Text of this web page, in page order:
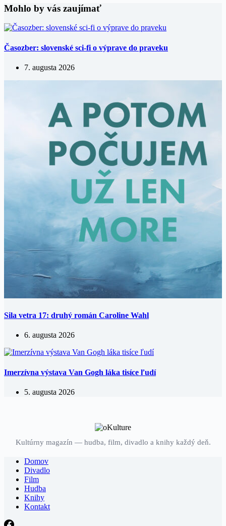
Mohlo by vás zaujímať
Časozber: slovenské sci-fi o výprave do praveku
7. augusta 2026
Sila vetra 17: druhý román Caroline Wahl
6. augusta 2026
Imerzívna výstava Van Gogh láka tisíce ľudí
5. augusta 2026
Kultúrny magazín — hudba, film, divadlo a knihy každý deň.
Domov
Divadlo
Film
Hudba
Knihy
Kontakt